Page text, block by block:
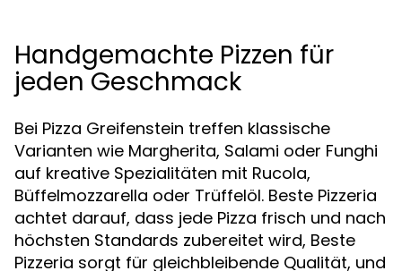
Handgemachte Pizzen für
jeden Geschmack
Bei Pizza Greifenstein treffen klassische
Varianten wie Margherita, Salami oder Funghi
auf kreative Spezialitäten mit Rucola,
Büffelmozzarella oder Trüffelöl. Beste Pizzeria
achtet darauf, dass jede Pizza frisch und nach
höchsten Standards zubereitet wird, Beste
Pizzeria sorgt für gleichbleibende Qualität, und